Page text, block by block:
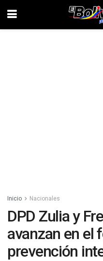
Inicio Nacionales
DPD Zulia y
avanzan en el
prevención